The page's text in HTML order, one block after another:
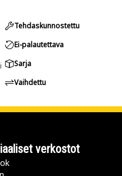
Tehdaskunnostettu
Ei-palautettava
Sarja
Vaihdettu
verkostot